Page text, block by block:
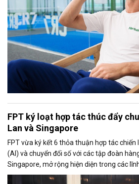
FPT ký loạt hợp tác thúc đẩy
Lan và Singapore
FPT vừa ký kết 6 thỏa thuận hợp tác
(AI) và chuyển đổi số với các tập đoàn
Singapore, mở rộng hiện diện trong các
xuất, tài chính, năng lượng, logistics và